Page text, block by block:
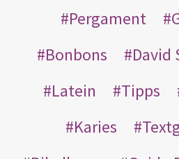
Pergament
Bonbons
David
Latein
Tipps
Karies